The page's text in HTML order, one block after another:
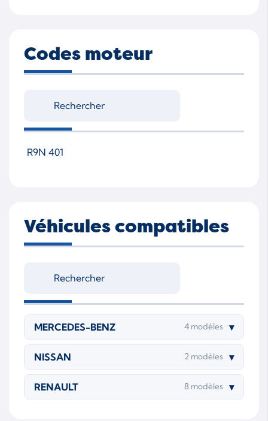
Codes moteur
R9N 401
Véhicules compatibles
MERCEDES-BENZ 4 modèles ▾
NISSAN 2 modèles ▾
RENAULT 8 modèles ▾